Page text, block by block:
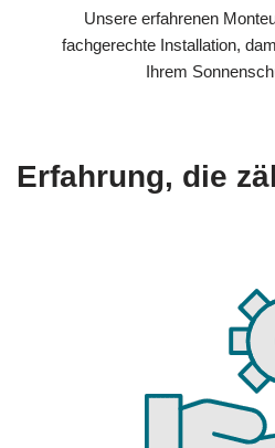
Unsere erfahrenen
fachgerechte Installation,
Ihrem
Erfahrung, die